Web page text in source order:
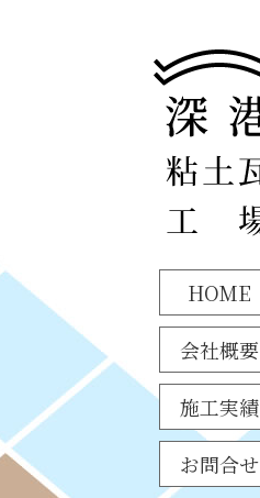
HOME
会社概要
施工実績
お問合せ